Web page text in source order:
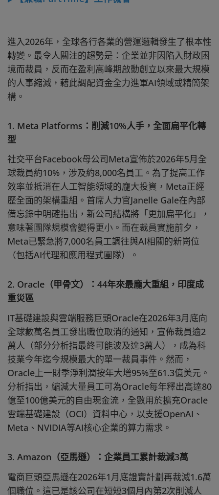
進入2026年，全球各行各業的營運邏輯發生了根本性
轉變。最令人關注的趨勢是：企業並非因陷入財政困
境而裁員，反而在盈利高峰期啟動創立以來最大規模
的人事縮減，藉此調配資金全力進軍AI領域或精簡架
構。
1. Meta Platforms：削減10%人手，全面扁平化轉
型
社交平台Facebook母公司Meta宣佈於2026年5月全
球裁員約10%，涉及約8,000名員工。為了提高工作
效率並抵消在人工智能領域的龐大投資，Meta正經
歷全面的架構重組。首席人力官Janelle Gale在內部
備忘錄中明確指出，新公司結構將「更加扁平化」，
意味著團隊規模會變得更小。而在裁員實施前夕，
Meta已緊急將7,000名員工調往與AI相關的新崗位
（包括AI代理和應用程式團隊）。
2. Oracle（甲骨文）：44年來最龐大重組，印度成
重災區
IT基礎建設與雲端服務巨頭Oracle在2026年3月底向
全球數萬名員工發出職位取消的通知，宣佈裁員逾2
萬人（部分分析指最終可能波及達3萬人），成為科
技業今年迄今規模最大的單一裁員事件。然而，
Oracle上一財季淨利潤按年大增95%至61.3億美元。
分析指出，縮減大量員工可為Oracle每年釋出高達80
億至100億美元的自由現金流，全數用於擴充Oracle
雲端基礎建設（OCI）資料中心，以支援OpenAI、
Meta、NVIDIA等AI核心企業的算力需求。
3. Amazon（亞馬遜）：企業員工累計裁減3萬
電商巨頭亞馬遜在2026年1月底證實計劃再裁減1.6萬
個職位。這已是該公司在短短3個月內第2次削減人